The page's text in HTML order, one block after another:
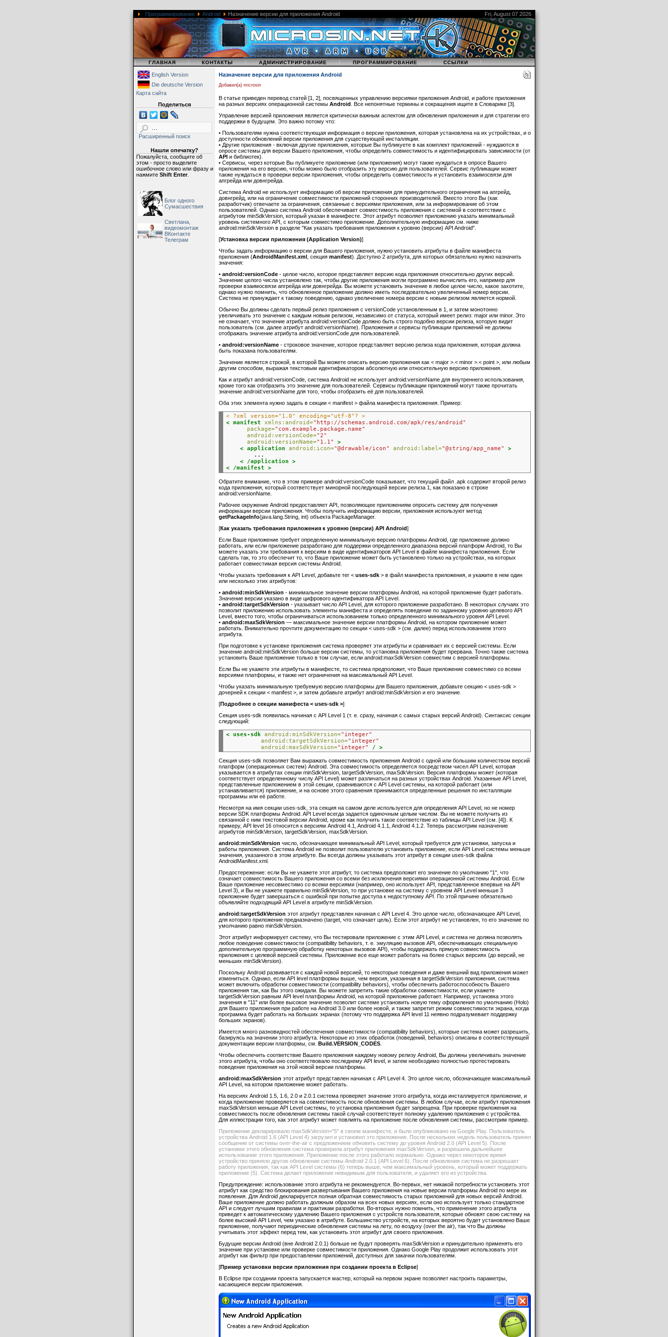
Программирование Android Назначение версии для приложения Android Fri, August 07 2026
| ГЛАВНАЯ | КОНТАКТЫ | АДМИНИСТРИРОВАНИЕ | ПРОГРАММИРОВАНИЕ | ССЫЛКИ |
English Version
Die deutsche Version
Карта сайта
Поделиться
Расширенный поиск
Нашли опечатку?
Пожалуйста, сообщите об
этом - просто выделите
ошибочное слово или фразу и
нажмите Shift Enter.
Блог одного
Сумасшествия
Светлана,
видеомонтаж
ВКонтакте
Телеграм
Назначение версии для приложения Android
Добавил(а) microsin
В статье приведен перевод статей [1, 2], посвященных управлению версиями приложения Android, и работе приложения
на разных версиях операционной системы Android . Все непонятные термины и сокращения ищите в Словарике [3].
Управление версией приложения является критически важным аспектом для обновления приложения и для стратегии его
поддержки в будущем. Это важно потому что:
• Пользователям нужна соответствующая информация о версии приложения, которая установлена на их устройствах, и о
доступности обновлений версии приложения для существующей инсталляции.
• Другие приложения - включая другие приложения, которые Вы публикуете в как комплект приложений - нуждаются в
опросе системы для версии Вашего приложения, чтобы определить совместимость и идентифицировать зависимости (от
APIи библиотек).
• Сервисы, через которые Вы публикуете приложение (или приложения) могут также нуждаться в опросе Вашего
приложения на его версию, чтобы можно было отобразить эту версию для пользователей. Сервис публикации может
также нуждаться в проверки версии приложения, чтобы определить совместимость и установить взаимосвязи для
апгрейда или довнгрейда.
Система Android не использует информацию об версии приложения для принудительного ограничения на апгрейд,
довнгрейд, или на ограничение совместимости приложений сторонних производителей. Вместо этого Вы (как
разработчик) отвечаете за ограничения, связанные с версиями приложения, или за информирование об этом
пользователей. Однако система Android обеспечивает совместимость приложения с системой в соответствии с
атрибутом minSdkVersion, который указан в манифесте. Этот атрибут позволяет приложению указать минимальный
уровень системного API, с которым совместимо приложение. Дополнительную информацию см. ниже
android:minSdkVersion в разделе "Как указать требования приложения к уровню (версии) API Android".
[Установка версии приложения (Application Version)]
Чтобы задать информацию о версии для Вашего приложения, нужно установить атрибуты в файле манифеста
приложения (AndroidManifest.xml, секция manifest). Доступно 2 атрибута, для которых обязательно нужно назначить
значения:
• android:versionCode- целое число, которое представляет версию кода приложения относительно других версий.
Значение целого числа установлено так, чтобы другие приложения могли программно вычислить его, например для
проверки взаимосвязи апгрейда или довнгрейда. Вы можете установить значение в любое целое число, какое захотите,
однако нужно помнить, что обновленное приложение должно иметь последовательно увеличенный номер версии.
Система не принуждает к такому поведению, однако увеличение номера версии с новым релизом является нормой.
Обычно Вы должны сделать первый релиз приложения с versionCode установленным в 1, и затем монотонно
увеличивать это значение с каждым новым релизом, независимо от статуса, который имеет релиз: major или minor. Это
не означает, что значение атрибута android:versionCode должно быть строго подобно версии релиза, которую видит
пользователь (см. далее атрибут android:versionName). Приложения и сервисы публикации приложений не должны
отображать значение атрибута android:versionCode для пользователей.
• android:versionName- строковое значение, которое представляет версию релиза кода приложения, которая должна
быть показана пользователям.
Значение является строкой, в которой Вы можете описать версию приложения как < major >.< minor >.< point >, или любым
другим способом, выражая текстовым идентификатором абсолютную или относительную версию приложения.
Как и атрибут android:versionCode, система Android не использует android:versionName для внутреннего использования,
кроме того как отобразить это значение для пользователей. Сервисы публикации приложений могут также прочитать
значение android:versionName для того, чтобы отобразить её для пользователей.
Оба этих элемента нужно задать в секции < manifest > файла манифеста приложения. Пример:
< ?xml version="1.0" encoding="utf-8"? >
< manifest
xmlns:android="http://schemas.android.com/apk/res/android"
package="com.example.package.name"
android:versionCode="2"
android:versionName="1.1"
>
< application
android:icon="@drawable/icon" android:label="@string/app_name"
>
        ...
< /application >
< /manifest >
Обратите внимание, что в этом примере android:versionCode показывает, что текущий файл .apk содержит второй релиз
кода приложения, который соответствует минорной последующей версии релиза 1, как показано в строке
android:versionName.
Рабочее окружение Android предоставляет API, позволяющее приложениям опросить систему для получения
информации версии приложения. Чтобы получить информацию версии, приложения используют метод
getPackageInfo(java.lang.String, int) объекта PackageManager.
[Как указать требования приложения к уровню (версии) API Android]
Если Ваше приложение требует определенную минимальную версию платформы Android, где приложение должно
работать, или если приложение разработано для поддержки определенного диапазона версий платформ Android, то Вы
можете указать эти требования к версиям в виде идентификаторов API Level в файле манифеста приложения. Если
сделать так, то это обеспечит то, что Ваше приложение может быть установлено только на устройствах, на которых
работает совместимая версия системы Android.
Чтобы указать требования к API Level, добавьте тег < uses-sdk> в файл манифеста приложения, и укажите в нем один
или несколько этих атрибутов:
• android:minSdkVersion - минимальное значение версии платформы Android, на которой приложение будет работать.
Значение версии указано в виде цифрового идентификатора API Level.
• android:targetSdkVersion - указывает число API Level, для которого приложение разработано. В некоторых случаях это
позволит приложению использовать элементы манифеста и определять поведение по заданному уровню целевого API
Level, вместо того, чтобы ограничиваться использованием только определенного минимального уровня API Level.
• android:maxSdkVersion — максимальное значение версии платформы Android, на котором приложение может
работать. Внимательно прочтите документацию по секции < uses-sdk > (см. далее) перед использованием этого
атрибута.
При подготовке к установке приложения система проверяет эти атрибуты и сравнивает их с версией системы. Если
значение android:minSdkVersion больше версии системы, то установка приложения будет прервана. Точно также система
установить Ваше приложение только в том случае, если android:maxSdkVersion совместим с версией платформы.
Если Вы не укажете эти атрибуты в манифесте, то система предположит, что Ваше приложение совместимо со всеми
версиями платформы, и также нет ограничения на максимальный API Level.
Чтобы указать минимальную требуемую версию платформы для Вашего приложения, добавьте секцию < uses-sdk >
дочерней к секции < manifest >, и затем добавьте атрибут android:minSdkVersion и его значение.
[Подробнее о секции манифеста < uses-sdk >]
Секция uses-sdk появилась начиная с API Level 1 (т. е. сразу, начиная с самых старых версий Android). Синтаксис секции
следующий:
< uses-sdk android:minSdkVersion="integer"
android:targetSdkVersion="integer"
android:maxSdkVersion="integer" / >
Секция uses-sdk позволяет Вам выражать совместимость приложения Android с одной или большим количеством версий
платформ (операционных систем) Android. Эта совместимость определяется посредством чисел API Level, которая
указывается в атрибутах секции minSdkVersion, targetSdkVersion, maxSdkVersion. Версия платформы может (которая
соответствует определенному числу API Level) может различаться на разных устройствах Android. Указанные API Level,
представленные приложением в этой секции, сравниваются с API Level системы, на которой работает (или
устанавливается) приложение, и на основе этого сравнения принимаются определенные решения по инсталляции
программы или её работе.
Несмотря на имя секции uses-sdk, эта секция на самом деле используется для определения API Level, но не номер
версии SDK платформы Android. API Level всегда задается одиночным целым числом. Вы не можете получить из
связанной с ним текстовой версии Android, кроме как получить такое соответствие из таблицы API Level (см. [4]). К
примеру, API level 16 относится к версиям Android 4.1, Android 4.1.1, Android 4.1.2. Теперь рассмотрим назначение
атрибутов minSdkVersion, targetSdkVersion, maxSdkVersion.
android:minSdkVersion число, обозначающее минимальный API Level, который требуется для установки, запуска и
работы приложения. Система Android не позволит пользователю установить приложение, если API Level системы меньше
значения, указанного в этом атрибуте. Вы всегда должны указывать этот атрибут в секции uses-sdk файла
AndroidManifest.xml.
Предостережение: если Вы не укажете этот атрибут, то система предположит его значение по умолчанию "1", что
означает совместимость Вашего приложения со всеми без исключения версиями операционной системы Android. Если
Ваше приложение несовместимо со всеми версиями (например, оно использует API, представленное впервые на API
Level 3), и Вы не укажете правильно minSdkVersion, то при установке на систему с уровнем API Level меньше 3
приложение будет завершаться с ошибкой при попытке доступа к недоступному API. По этой причине обязательно
объявляйте подходящий API Level в атрибуте minSdkVersion.
android:targetSdkVersion этот атрибут представлен начиная с API Level 4. Это целое число, обозначающее API Level,
для которого приложение предназначено (target, что означает цель). Если этот атрибут не установлен, то его значение по
умолчанию равно minSdkVersion.
Этот атрибут информирует систему, что Вы тестировали приложение с этим API Level, и система не должна позволять
любое поведение совместимости (compatibility behaviors, т. е. эмуляцию вызовов API, обеспечивающих специальную
дополнительную программную обработку некоторых вызовов API), чтобы поддержать прямую совместимость
приложения с целевой версией системы. Приложение все еще может работать на более старых версиях (до версий, не
меньших minSdkVersion).
Поскольку Android развивается с каждой новой версией, то некоторые поведения и даже внешний вид приложения может
измениться. Однако, если API level платформы выше, чем версия, указанная в targetSdkVersion приложения, система
может включить обработки совместимости (compatibility behaviors), чтобы обеспечить работоспособность Вашего
приложения так, как Вы этого ожидали. Вы можете запретить такие обработки совместимости, если укажете
targetSdkVersion равным API level платформы Android, на которой приложение работает. Например, установка этого
значения в "11" или более высокое значение позволит системе установить новую тему оформления по умолчанию (Holo)
для Вашего приложения при работе на Android 3.0 или более новой, и также запретит режим совместимости экрана, когда
программа будет работать на больших экранах (потому что поддержка API level 11 неявно подразумевает поддержку
больших экранов).
Имеется много разновидностей обеспечения совместимости (compatibility behaviors), которые система может разрешить,
базируясь на значении этого атрибута. Некоторые из этих обработок (поведений, behaviors) описаны в соответствующей
документации версии платформы, см. Build.VERSION_CODES.
Чтобы обеспечить соответствие Вашего приложения каждому новому релизу Android, Вы должны увеличивать значение
этого атрибута, чтобы оно соответствовало последнему API level, и затем необходимо полностью протестировать
поведение приложения на этой новой версии платформы.
android:maxSdkVersion этот атрибут представлен начиная с API Level 4. Это целое число, обозначающее максимальный
API Level, на котором приложение может работать.
На версиях Android 1.5, 1.6, 2.0 и 2.0.1 система проверяет значение этого атрибута, когда инсталлируется приложение, и
когда приложение проверяется на совместимость после обновления системы. В любом случае, если атрибут приложения
maxSdkVersion меньше API Level системы, то установка приложения будет запрещена. При проверке приложения на
совместимость после обновления системы такой случай соответствует полному удалению приложения с устройства.
Для иллюстрации того, как этот атрибут может повлиять на приложение после обновления системы, рассмотрим пример.
Приложение декларировало maxSdkVersion="5" в своем манифесте, и было опубликовано на Google Play. Пользователь
устройства Android 1.6 (API Level 4) загрузил и установил это приложение. После нескольких недель пользователь принял
сообщение от системы over-the-air с предложением обновить систему до уровня Android 2.0 (API Level 5). После
установки этого обновления система проверила атрибут приложения maxSdkVersion, и разрешила дальнейшее
использование этого приложения. Приложение после этого работало нормально. Однако через некоторое время
устройство приняло другое обновление системы Android 2.0.1 (API Level 6). После обновления система не разрешает
работу приложения, так как API Level системы (6) теперь выше, чем максимальный уровень, который может поддержать
приложение (5). Система делает приложение невидимым для пользователя, и удаляет его из устройства.
Предупреждение: использование этого атрибута не рекомендуется. Во-первых, нет никакой потребности установить этот
атрибут как средство блокирования развертывания Вашего приложения на новые версии платформы Android по мере их
появления. Для Android декларируется полная обратная совместимость старых приложений для новых версий Android.
Ваше приложение должно работать должным образом на всех новых версиях, если оно использует только стандартное
API и следует лучшим правилам и практикам разработки. Во-вторых нужно помнить, что применение этого атрибута
приведет к автоматическому удалению Вашего приложения с устройств пользователя, которые обновят свою систему на
более высокий API Level, чем указано в атрибуте. Большинство устройств, на которых вероятно будет установлено Ваше
приложение, получают периодические обновления системы на лету, по воздуху (over the air), так что Вы должны
учитывать этот эффект перед тем, как установить этот атрибут для своего приложения.
Будущие версии Android (вне Android 2.0.1) больше не будут проверять maxSdkVersion и принудительно применять его
значение при установке или проверке совместимости приложения. Однако Google Play продолжит использовать этот
атрибут как фильтр при предоставлении приложений, доступных для закачки пользователям.
[Пример установки версии приложения при создании проекта в Eclipse]
В Eclipse при создании проекта запускается мастер, который на первом экране позволяет настроить параметры,
касающиеся версии приложения.